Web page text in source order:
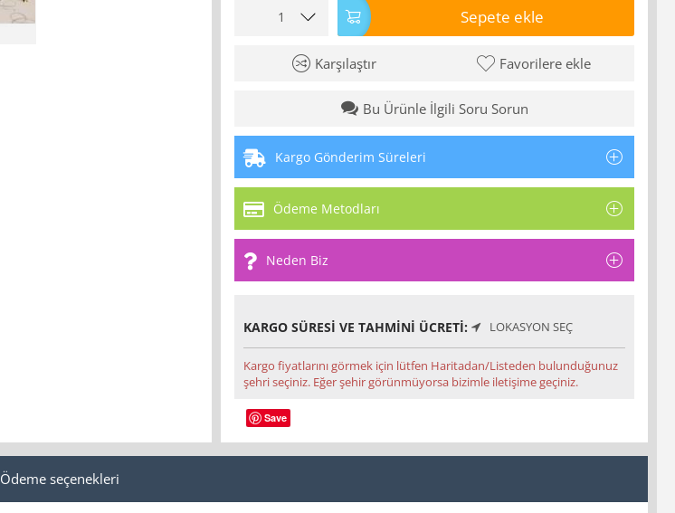
Sepete ekle
Karşılaştır Favorilere ekle
Bu Ürünle İlgili Soru Sorun
Kargo Gönderim Süreleri
Ödeme Metodları
Neden Biz
KARGO SÜRESI VE TAHMINI ÜCRETI: LOKASYON SEÇ
Kargo fiyatlarını görmek için lütfen Haritadan/Listeden bulunduğunuz
şehri seçiniz. Eğer şehir görünmüyorsa bizimle iletişime geçiniz.
Save
Ödeme seçenekleri